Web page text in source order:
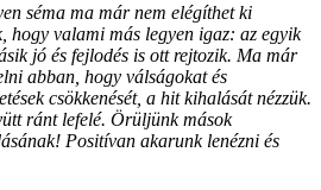
séma ma már nem elégíthet ki
hogy valami más legyen igaz: az egyik
jó és fejlodés is ott rejtozik. Ma már
abban, hogy válságokat és
csökkenését, a hit kihalását nézzük.
ránt lefelé. Örüljünk mások
Positívan akarunk lenézni és